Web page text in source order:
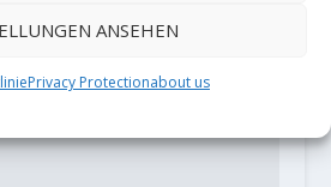
ANSEHEN
Privacy Protectionabout us